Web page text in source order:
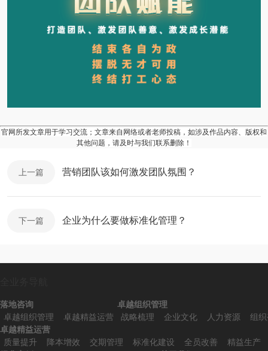
官网所发文章用于学习交流；文章来自网络或者老师投稿，如涉及作品内容、版权和
其他问题，请及时与我们联系删除！
上一篇 营销团队该如何激发团队氛围？
下一篇 企业为什么要做标准化管理？
落地咨询
卓越组织管理
卓越精益运营
卓越组织管理
战略梳理
企业文化 人力资源
组
卓越精益运营
质量提升
降本增效 交期管理 标准化建设 全员改善
精益生产